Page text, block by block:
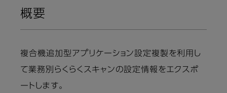
概要
複合機追加型アプリケーション設定複製を利用し
て業務別らくらくスキャンの設定情報をエクスポ
ートします。